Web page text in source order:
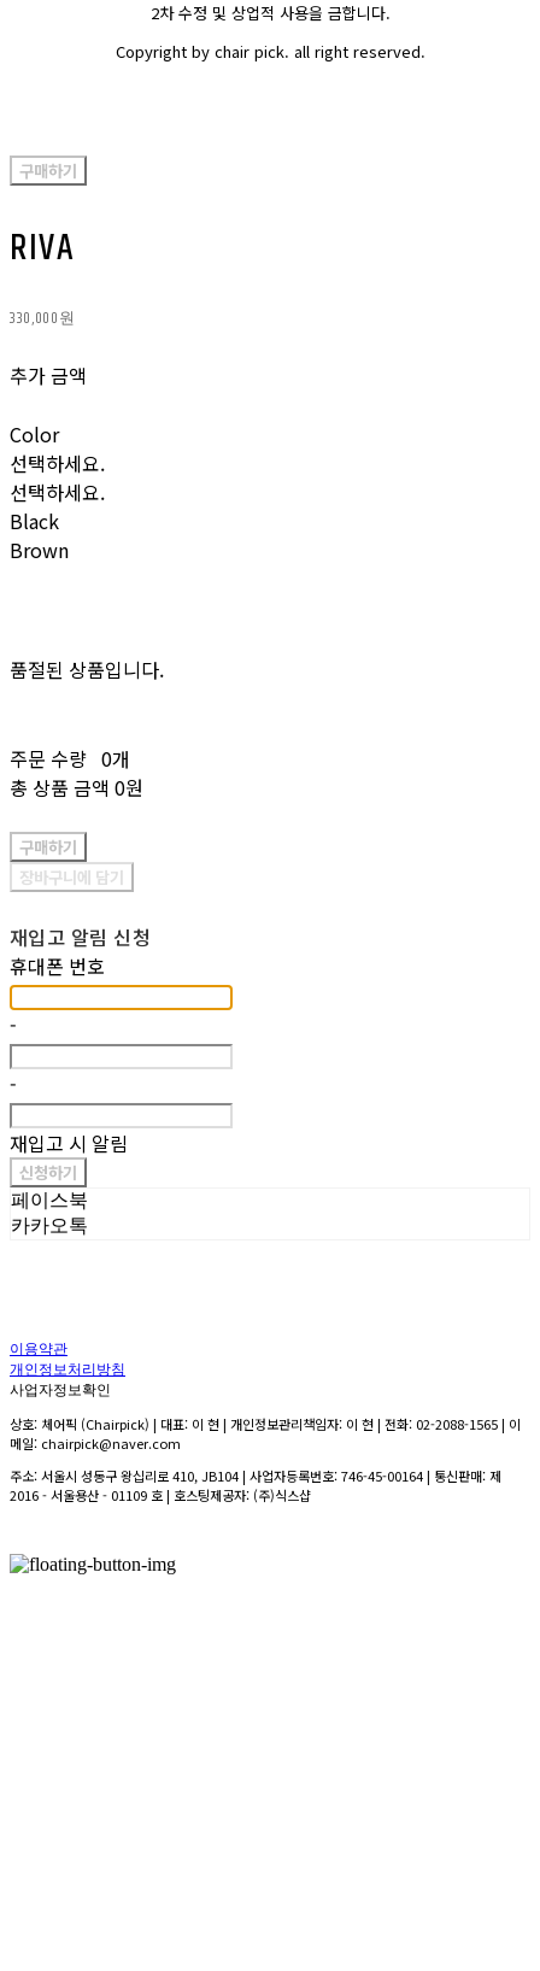
2차 수정 및 상업적 사용을 금합니다.
Copyright by chair pick. all right reserved.
구매하기
RIVA
330,000원
추가 금액
Color
선택하세요.
선택하세요.
Black
Brown
품절된 상품입니다.
주문 수량 0개
총 상품 금액 0원
구매하기
장바구니에 담기
재입고 알림 신청
휴대폰 번호
-
-
재입고 시 알림
신청하기
페이스북
카카오톡
이용약관
개인정보처리방침
사업자정보확인
상호: 체어픽 (Chairpick) | 대표: 이 현 | 개인정보관리책임자: 이 현 | 전화: 02-2088-1565 | 이
메일: chairpick@naver.com
주소: 서울시 성동구 왕십리로 410, JB104 | 사업자등록번호:746-45-00164| 통신판매:제
2016 - 서울용산 - 01109 호| 호스팅제공자: (주)식스샵